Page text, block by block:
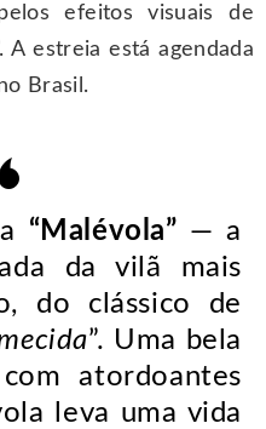
efeitos visuais de
A estreia está agendada
Brasil.
“ Malévola” — a
da vilã mais
do clássico de
”. Uma bela
atordoantes
leva uma vida